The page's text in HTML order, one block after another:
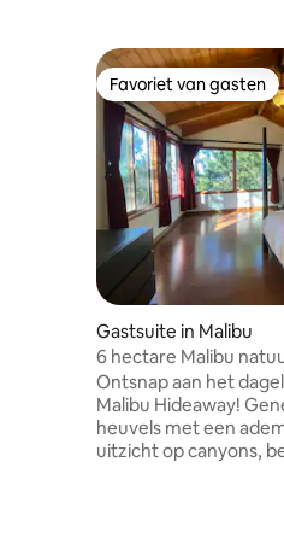
Favoriet van gasten
Favoriet van gasten
Gastsuite in Malibu
6 hectare Malibu
van de oceaan!
Ontsnap aan het
Malibu Hideaway!
heuvels met een
uitzicht op canyons,
Sherwood en
het oog reikt! Onze